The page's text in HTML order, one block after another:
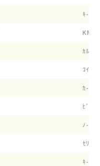
ｷ- ﾌﾞ
KM ｸ
ｶﾙﾃﾂ
ｺｲﾜｲ
ｶ-ﾐ-
ﾋﾞﾂｸ
ﾉ-ｽﾗ
ｾﾘｶﾜ
ｷ- ｴﾋ